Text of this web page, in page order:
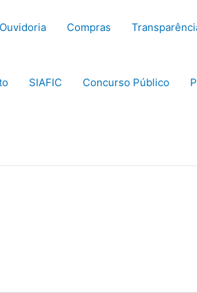
Ouvidoria Compras
SIAFIC Concurso Público